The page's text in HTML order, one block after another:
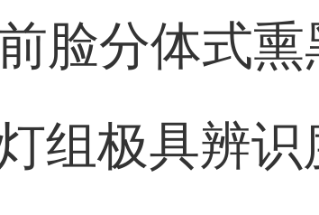
脸分体式
组极具辨识